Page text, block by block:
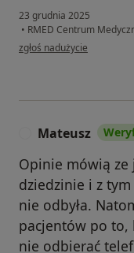
23 grudnia 2025
• RMED Centrum
w opinii użytkownika Jacek
zgłoś nadużycie
Mateusz
Opinie mówią ze
dziedzinie i z
nie odbyła.
pacjentów po to,
nie odbierać